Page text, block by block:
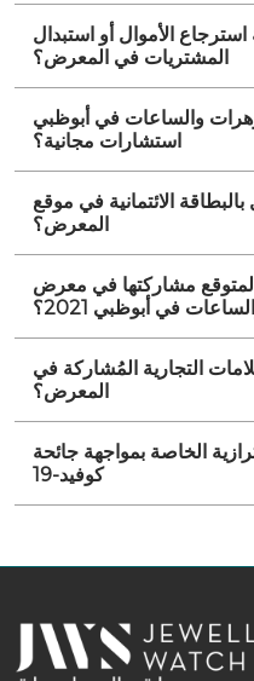
الأموال أو استبدال
المشتريات في المعرض؟
والساعات في أبوظبي
استشارات مجانية؟
الائتمانية في موقع
المعرض؟
المتوقع مشاركتها في معرض
في أبوظبي 2021؟
التجارية المُشاركة في
المعرض؟
الخاصة بمواجهة جائحة
كوفيد-19